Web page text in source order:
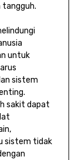
tangguh.
untuk
sistem
sakit dapat
sistem tidak